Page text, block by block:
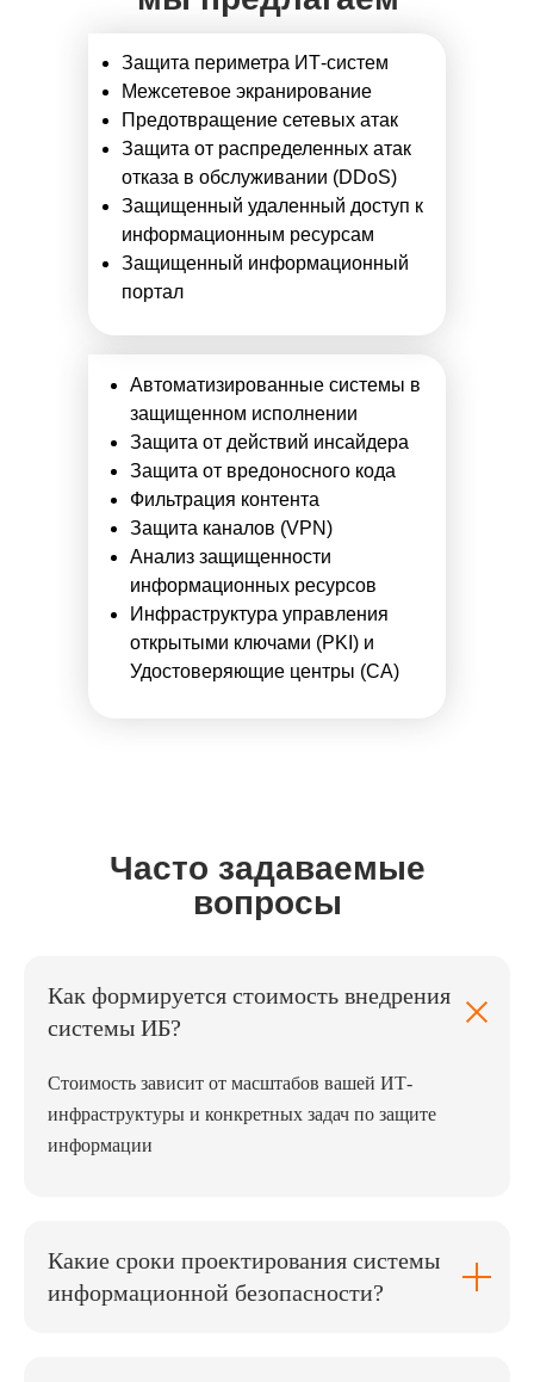
Автоматизированные системы в
защищенном исполнении
Защита от действий инсайдера
Защита от вредоносного кода
Фильтрация контента
Защита каналов (VPN)
Анализ защищенности
информационных ресурсов
Инфраструктура управления
открытыми ключами (PKI) и
Удостоверяющие центры (CA)
Защита периметра ИТ-систем
Межсетевое экранирование
Предотвращение сетевых атак
Защита от распределенных атак
отказа в обслуживании (DDoS)
Защищенный удаленный доступ к
информационным ресурсам
Защищенный информационный
портал
Часто задаваемые
вопросы
Как формируется стоимость внедрения
системы ИБ?
Стоимость зависит от масштабов вашей ИТ-
инфраструктуры и конкретных задач по защите
информации
Какие сроки проектирования системы
информационной безопасности?